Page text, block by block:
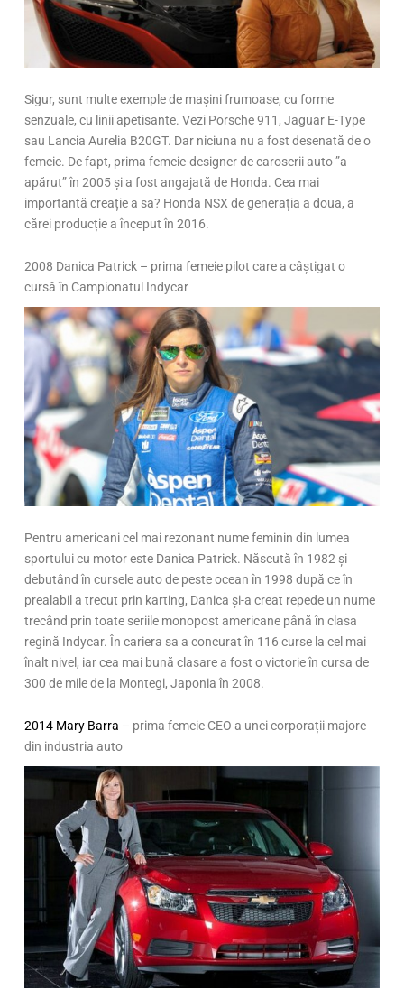
Sigur, sunt multe exemple de mașini frumoase, cu forme
senzuale, cu linii apetisante. Vezi Porsche 911, Jaguar E-Type
sau Lancia Aurelia B20GT. Dar niciuna nu a fost desenată de o
femeie. De fapt, prima femeie-designer de caroserii auto ”a
apărut” în 2005 și a fost angajată de Honda. Cea mai
importantă creație a sa? Honda NSX de generația a doua, a
cărei producție a început în 2016.
2008 Danica Patrick – prima femeie pilot care a câștigat o
cursă în Campionatul Indycar
Pentru americani cel mai rezonant nume feminin din lumea
sportului cu motor este Danica Patrick. Născută în 1982 și
debutând în cursele auto de peste ocean în 1998 după ce în
prealabil a trecut prin karting, Danica și-a creat repede un nume
trecând prin toate seriile monopost americane până în clasa
regină Indycar. În cariera sa a concurat în 116 curse la cel mai
înalt nivel, iar cea mai bună clasare a fost o victorie în cursa de
300 de mile de la Montegi, Japonia în 2008.
2014 Mary Barra – prima femeie CEO a unei corporații majore
din industria auto